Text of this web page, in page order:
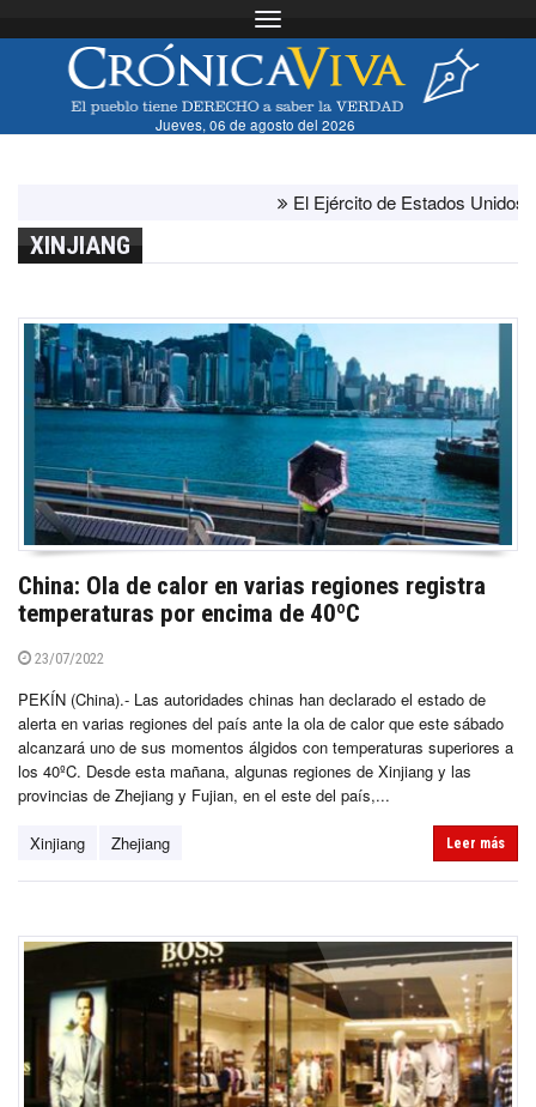
Toggle navigation
Jueves, 06 de agosto del 2026
El Ejército de Estados Unidos ha
XINJIANG
China: Ola de calor en varias regiones registra
temperaturas por encima de 40ºC
23/07/2022
PEKÍN (China).- Las autoridades chinas han declarado el estado de
alerta en varias regiones del país ante la ola de calor que este sábado
alcanzará uno de sus momentos álgidos con temperaturas superiores a
los 40ºC. Desde esta mañana, algunas regiones de Xinjiang y las
provincias de Zhejiang y Fujian, en el este del país,...
Xinjiang Zhejiang Leer más